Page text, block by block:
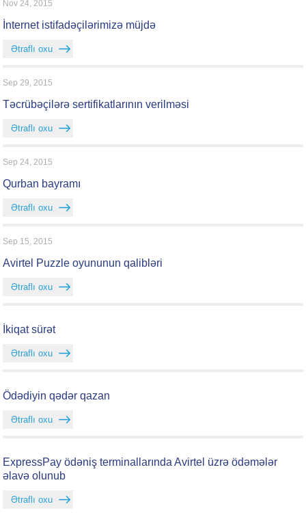
Nov 24, 2015
İnternet istifadəçilərimizə müjdə
Ətraflı oxu
Sep 29, 2015
Təcrübəçilərə sertifikatlarının verilməsi
Ətraflı oxu
Sep 24, 2015
Qurban bayramı
Ətraflı oxu
Sep 15, 2015
Avirtel Puzzle oyununun qalibləri
Ətraflı oxu
İkiqat sürət
Ətraflı oxu
Ödədiyin qədər qazan
Ətraflı oxu
ExpressPay ödəniş terminallarında Avirtel üzrə ödəmələr
əlavə olunub
Ətraflı oxu